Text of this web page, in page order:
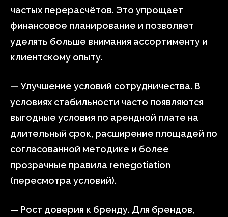
частых перерасчётов. Это упрощает
финансовое планирование и позволяет
уделять больше внимания ассортименту и
клиентскому опыту.
— Улучшение условий сотрудничества. В
условиях стабильности часто появляются
выгодные условия по арендной плате на
длительный срок, расширение площадей по
согласованной методике и более
прозрачные правила renegotiation
(пересмотра условий).
— Рост доверия к бренду. Для брендов,